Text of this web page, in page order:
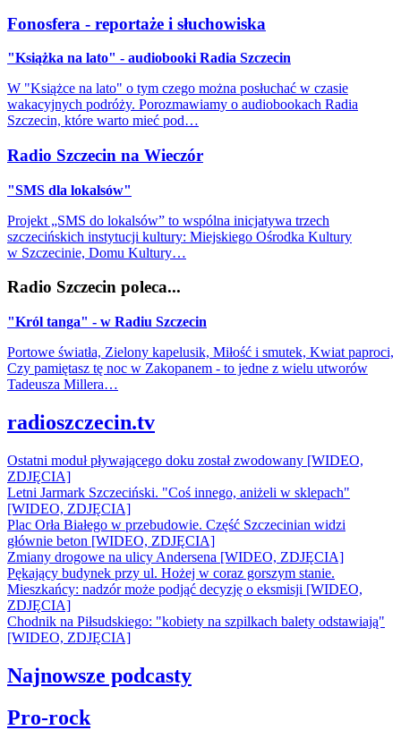
Fonosfera - reportaże i słuchowiska
"Książka na lato" - audiobooki Radia Szczecin
W "Książce na lato" o tym czego można posłuchać w czasie
wakacyjnych podróży. Porozmawiamy o audiobookach Radia
Szczecin, które warto mieć pod…
Radio Szczecin na Wieczór
"SMS dla lokalsów"
Projekt „SMS do lokalsów” to wspólna inicjatywa trzech
szczecińskich instytucji kultury: Miejskiego Ośrodka Kultury
w Szczecinie, Domu Kultury…
Radio Szczecin poleca...
"Król tanga" - w Radiu Szczecin
Portowe światła, Zielony kapelusik, Miłość i smutek, Kwiat paproci,
Czy pamiętasz tę noc w Zakopanem - to jedne z wielu utworów
Tadeusza Millera…
radioszczecin.tv
Ostatni moduł pływającego doku został zwodowany [WIDEO,
ZDJĘCIA]
Letni Jarmark Szczeciński. "Coś innego, aniżeli w sklepach"
[WIDEO, ZDJĘCIA]
Plac Orła Białego w przebudowie. Część Szczecinian widzi
głównie beton [WIDEO, ZDJĘCIA]
Zmiany drogowe na ulicy Andersena [WIDEO, ZDJĘCIA]
Pękający budynek przy ul. Hożej w coraz gorszym stanie.
Mieszkańcy: nadzór może podjąć decyzję o eksmisji [WIDEO,
ZDJĘCIA]
Chodnik na Piłsudskiego: "kobiety na szpilkach balety odstawiają"
[WIDEO, ZDJĘCIA]
Najnowsze podcasty
Pro-rock